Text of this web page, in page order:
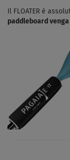
Il FLOATER è
paddleboard